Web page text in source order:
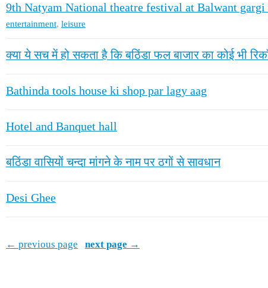
9th Natyam National theatre festival at Balwant gargi
entertainment, leisure
क्या ये सच में हो सकता है कि बठिंडा फल बाजार का कोई भी
Bathinda tools house ki shop par lagy aag
Hotel and Banquet hall
बठिंडा वासियों चन्दा मांगने के नाम पर ठगों से सावधान
Desi Ghee
← previous page next page →